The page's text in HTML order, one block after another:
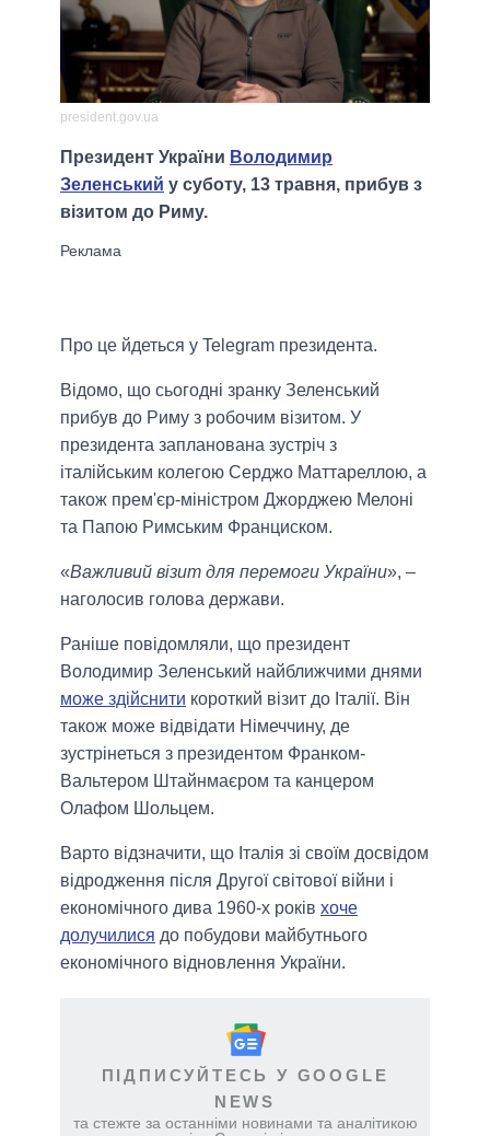
president.gov.ua
Президент України Володимир
Зеленський у суботу, 13 травня, прибув з
візитом до Риму.
Про це йдеться у Telegram президента.
Відомо, що сьогодні зранку Зеленський
прибув до Риму з робочим візитом. У
президента запланована зустріч з
італійським колегою Серджо Маттареллою, а
також прем'єр-міністром Джорджею Мелоні
та Папою Римським Франциском.
«Важливий візит для перемоги України», –
наголосив голова держави.
Раніше повідомляли, що президент
Володимир Зеленський найближчими днями
може здійснити короткий візит до Італії. Він
також може відвідати Німеччину, де
зустрінеться з президентом Франком-
Вальтером Штайнмаєром та канцером
Олафом Шольцем.
Варто відзначити, що Італія зі своїм досвідом
відродження після Другої світової війни і
економічного дива 1960-х років хоче
долучилися до побудови майбутнього
економічного відновлення України.
ПІДПИСУЙТЕСЬ У GOOGLE
NEWS
та стежте за останніми новинами та аналітикою